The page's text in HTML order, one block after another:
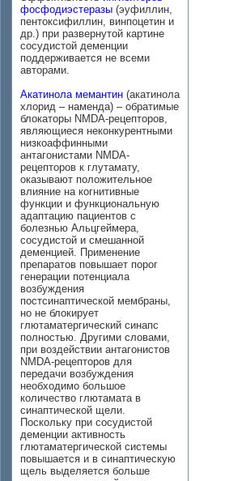
фосфодиэстеразы (эуфиллин,
пентоксифиллин, винпоцетин и
др.) при развернутой картине
сосудистой деменции
поддерживается не всеми
авторами.
Акатинола мемантин (акатинола
хлорид – наменда) – обратимые
блокаторы NMDA-рецепторов,
являющиеся неконкурентными
низкоаффинными
антагонистами NMDA-
рецепторов к глутамату,
оказывают положительное
влияние на когнитивные
функции и функциональную
адаптацию пациентов с
болезнью Альцгеймера,
сосудистой и смешанной
деменцией. Применение
препаратов повышает порог
генерации потенциала
возбуждения
постсинаптической мембраны,
но не блокирует
глютаматергический синапс
полностью. Другими словами,
при воздействии антагонистов
NMDA-рецепторов для
передачи возбуждения
необходимо большое
количество глютамата в
синаптической щели.
Поскольку при сосудистой
деменции активность
глютаматергической системы
повышается и в синаптическую
щель выделяется больше